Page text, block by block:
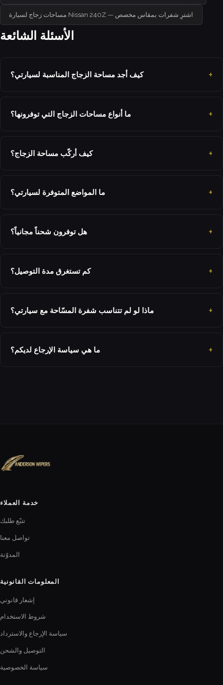
مساحات زجاج لسيارة Nissan 240Z — اشترِ شفرات بمقاس مخصص
الأسئلة الشائعة
كيف أجد مساحة الزجاج المناسبة لسيارتي؟
ما أنواع مساحات الزجاج التي توفرونها؟
كيف أركّب مساحة الزجاج؟
ما المواضع المتوفرة لسيارتي؟
هل توفرون شحناً مجانياً؟
كم تستغرق مدة التوصيل؟
ماذا لو لم تتناسب شفرة المسّاحة مع سيارتي؟
ما هي سياسة الإرجاع لديكم؟
خدمة العملاء
تتبّع طلبك
تواصل معنا
المدوّنة
المعلومات القانونية
إشعار قانوني
شروط الاستخدام
سياسة الإرجاع والاسترداد
التوصيل والشحن
سياسة الخصوصية